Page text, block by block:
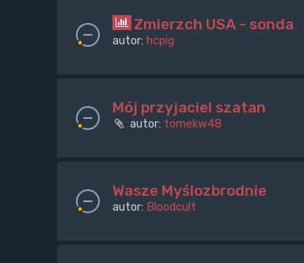
Zmierzch USA - sonda
autor: hcpig
Mój przyjaciel szatan
autor: tomekw48
Wasze Myślozbrodnie
autor: Bloodcult